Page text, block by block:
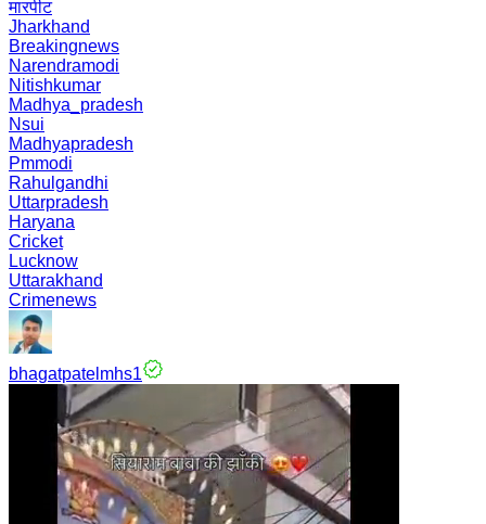
मारपीट
Jharkhand
Breakingnews
Narendramodi
Nitishkumar
Madhya_pradesh
Nsui
Madhyapradesh
Pmmodi
Rahulgandhi
Uttarpradesh
Haryana
Cricket
Lucknow
Uttarakhand
Crimenews
bhagatpatelmhs1